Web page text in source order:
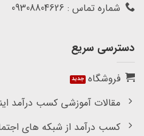
شماره تماس : 09308804626
دسترسی سریع
فروشگاه
مقالات آموزشی کسب درآمد
کسب درآمد از شبکه های